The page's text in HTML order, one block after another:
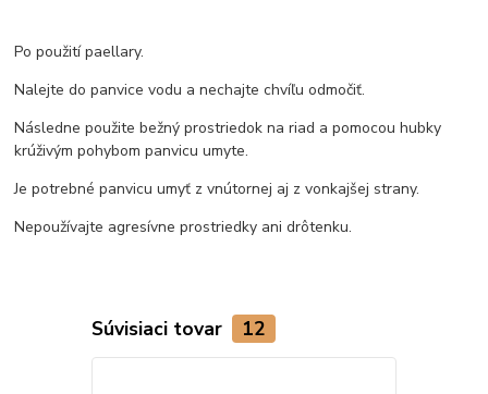
Po použití paellary.
Nalejte do panvice vodu a nechajte chvíľu odmočiť.
Následne použite bežný prostriedok na riad a pomocou hubky
krúživým pohybom panvicu umyte.
Je potrebné panvicu umyť z vnútornej aj z vonkajšej strany.
Nepoužívajte agresívne prostriedky ani drôtenku.
Súvisiaci tovar 12